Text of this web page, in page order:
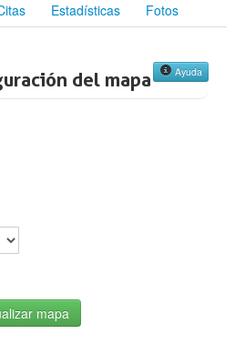
Estadísticas Fotos
del mapa Ayuda
mapa